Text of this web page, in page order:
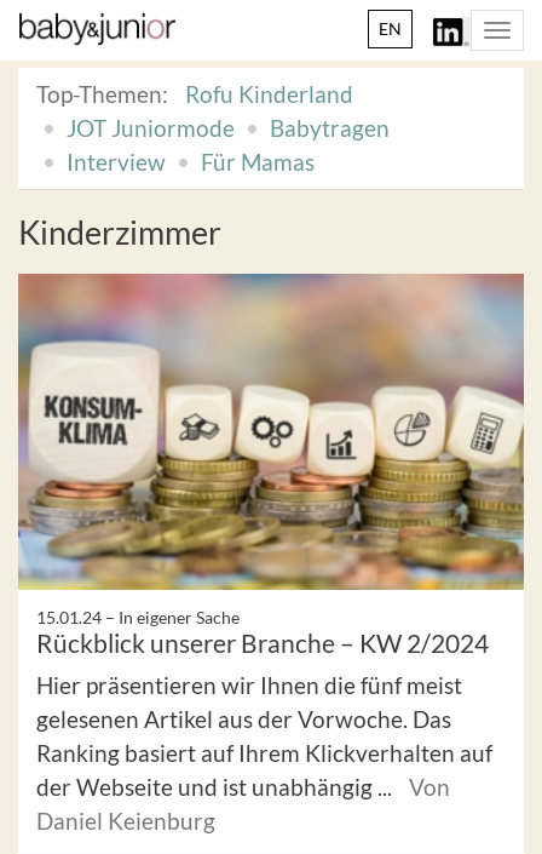
EN
Top-Themen:
Rofu Kinderland
JOT Juniormode
Babytragen
Interview
Für Mamas
Kinderzimmer
15.01.24 – In eigener Sache
Rückblick unserer Branche – KW 2/2024
Hier präsentieren wir Ihnen die fünf meist
gelesenen Artikel aus der Vorwoche. Das
Ranking basiert auf Ihrem Klickverhalten auf
der Webseite und ist unabhängig ...
Von
Daniel Keienburg